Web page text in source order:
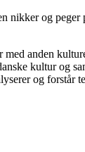
nikker og peger
med anden
kultur og
og forstår